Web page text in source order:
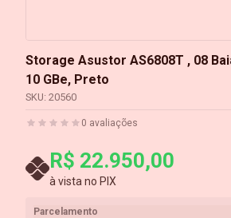
Storage Asustor AS6808T , 08
10 GBe, Preto
SKU: 20560
0 avaliações
R$ 22.950,00
à vista no PIX
Parcelamento